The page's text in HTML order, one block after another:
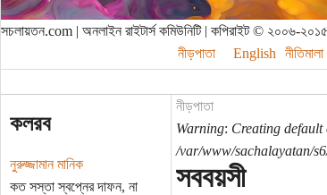
সচলায়তন.com | অনলাইন রাইটার্স কমিউনিটি | কপিরাইট © ২০০৬-২০১৫
নীড়পাতা
English নীতিমালা
কলরব
নুরুজ্জামান মানিক
কত সস্তা স্বপ্নের দাফন, না
নীড়পাতা
Warning: Creating default
/var/www/sachalayatan/
সববয়সী